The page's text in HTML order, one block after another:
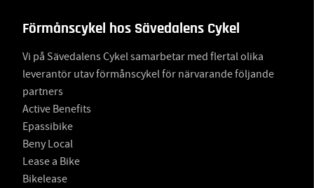
Förmånscykel hos Sävedalens Cykel
Vi på Sävedalens Cykel samarbetar med flertal olika
leverantör utav förmånscykel för närvarande följande
partners
Active Benefits
Epassibike
Beny Local
Lease a Bike
Bikelease